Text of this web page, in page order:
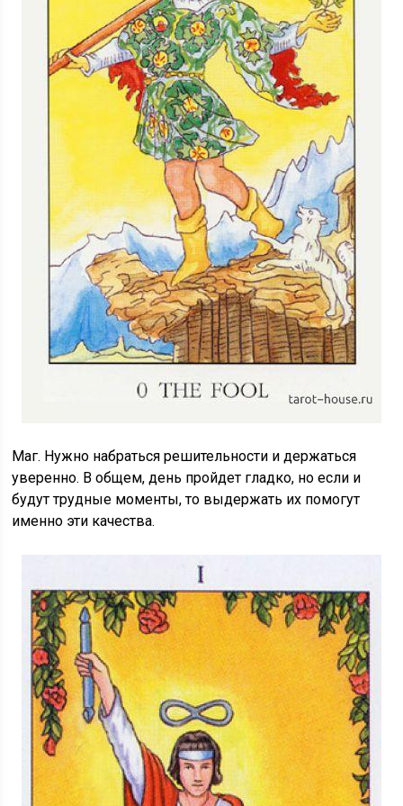
Маг. Нужно набраться решительности и держаться
уверенно. В общем, день пройдет гладко, но если и
будут трудные моменты, то выдержать их помогут
именно эти качества.